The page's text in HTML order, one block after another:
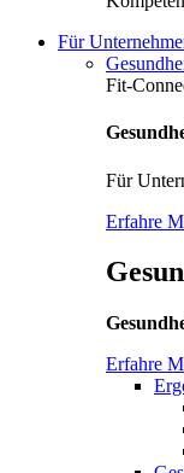
Für
Fit-
Für
Erfahre
Erfahre